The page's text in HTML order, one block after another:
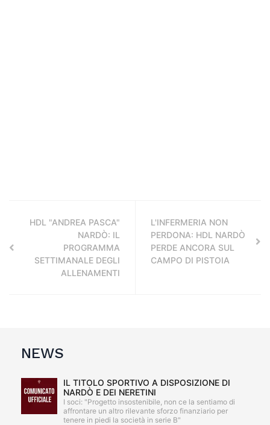
HDL "ANDREA PASCA"
NARDÒ: IL
PROGRAMMA
SETTIMANALE DEGLI
ALLENAMENTI
L'INFERMERIA NON
PERDONA: HDL NARDÒ
PERDE ANCORA SUL
CAMPO DI PISTOIA
NEWS
IL TITOLO SPORTIVO A DISPOSIZIONE DI
NARDÒ E DEI NERETINI
I soci: "Progetto insostenibile, non ce la sentiamo di
affrontare un altro rilevante sforzo finanziario per
tenere in piedi la società in serie B"